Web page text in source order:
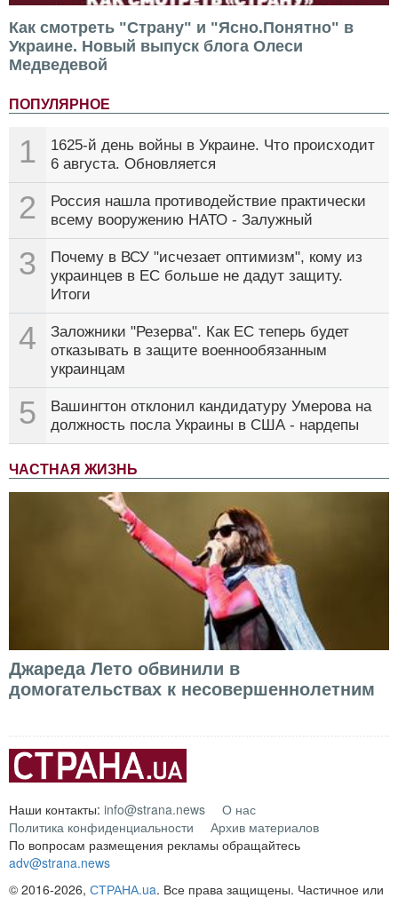
Как смотреть "Страну" и "Ясно.Понятно" в
Украине. Новый выпуск блога Олеси
Медведевой
ПОПУЛЯРНОЕ
1
1625-й день войны в Украине. Что происходит
6 августа. Обновляется
2
Россия нашла противодействие практически
всему вооружению НАТО - Залужный
3
Почему в ВСУ "исчезает оптимизм", кому из
украинцев в ЕС больше не дадут защиту.
Итоги
4
Заложники "Резерва". Как ЕС теперь будет
отказывать в защите военнообязанным
украинцам
5
Вашингтон отклонил кандидатуру Умерова на
должность посла Украины в США - нардепы
ЧАСТНАЯ ЖИЗНЬ
Джареда Лето обвинили в
домогательствах к несовершеннолетним
Наши контакты: info@strana.news
О нас
Политика конфиденциальности
Архив материалов
По вопросам размещения рекламы обращайтесь
adv@strana.news
© 2016-2026, СТРАНА.ua. Все права защищены. Частичное или